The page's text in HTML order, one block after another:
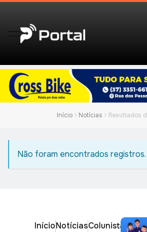
Início Notícias Resultados
Não foram encontrados registros.
InícioNotíciasColunistas